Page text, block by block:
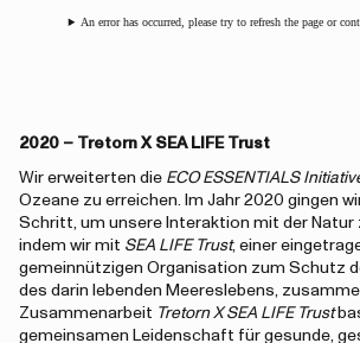
An error has occurred, please try to refresh the page or
2020 – Tretorn X SEA LIFE Trust
Wir erweiterten die ECO ESSENTIALS
Ozeane zu erreichen. Im Jahr 2020 gingen
Schritt, um unsere Interaktion mit der Natur
indem wir mit SEA LIFE Trust, einer
gemeinnützigen Organisation zum Schutz
des darin lebenden Meereslebens,
Zusammenarbeit Tretorn X SEA LIFE Trust
gemeinsamen Leidenschaft für gesunde,